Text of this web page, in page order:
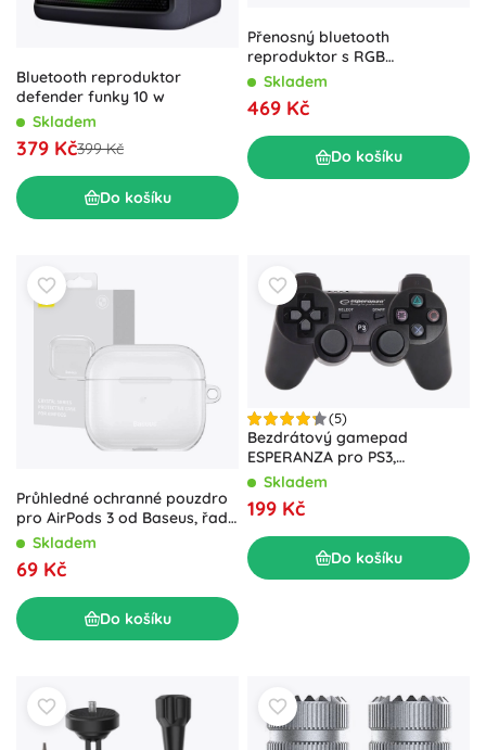
Bluetooth reproduktor
defender funky 10 w
Skladem
379 Kč399 Kč
Do košíku
Přenosný bluetooth
reproduktor s RGB
podsvícením, USB a FM
Skladem
469 Kč
Do košíku
Průhledné ochranné pouzdro
pro AirPods 3 od Baseus, řada
Crystal
Skladem
69 Kč
Do košíku
(5)
Bezdrátový gamepad
ESPERANZA pro PS3,
Bluetooth, černý
Skladem
199 Kč
Do košíku